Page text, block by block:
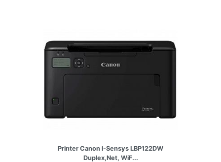
Printer Canon i-Sensys LBP122DW
Duplex,Net, WiF...